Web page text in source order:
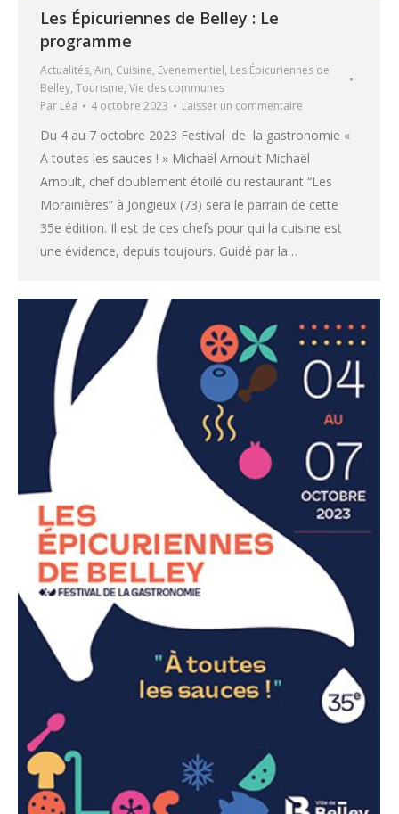
Les Épicuriennes de Belley : Le
programme
Actualités, Ain, Cuisine, Evenementiel, Les Épicuriennes de
Belley, Tourisme, Vie des communes
Par Léa 4 octobre 2023 Laisser un commentaire
Du 4 au 7 octobre 2023 Festival de la gastronomie «
A toutes les sauces ! » Michaël Arnoult Michaël
Arnoult, chef doublement étoilé du restaurant “Les
Morainières” à Jongieux (73) sera le parrain de cette
35e édition. Il est de ces chefs pour qui la cuisine est
une évidence, depuis toujours. Guidé par la…